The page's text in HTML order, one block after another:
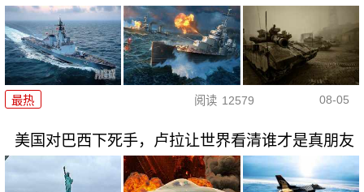
最热 阅读 12579 08-05
美国对巴西下死手，卢拉让世界看清谁才是真朋友